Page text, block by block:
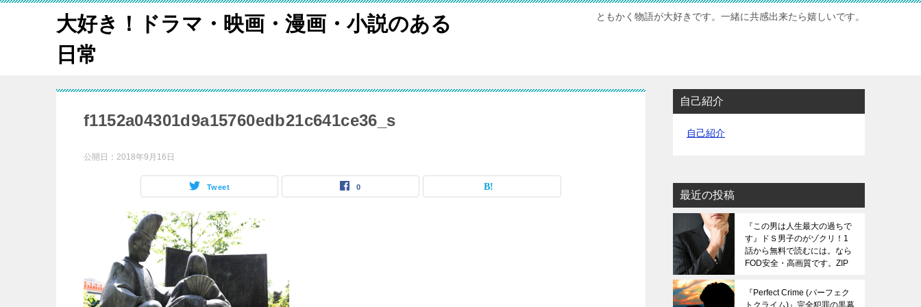
大好き！ドラマ・映画・漫画・小説のある
日常
ともかく物語が大好きです。一緒に共感出来たら嬉しいです。
f1152a04301d9a15760edb21c641ce36_s
公開日： 2018年9月16日
Tweet 0
自己紹介
自己紹介
最近の投稿
『この男は人生最大の過ちで
す』ドＳ男子のがゾクリ！1
話から無料で読むには。なら
FOD安全・高画質です。ZIP
『Perfect Crime (パーフェク
トクライム)』完全犯罪の黒幕